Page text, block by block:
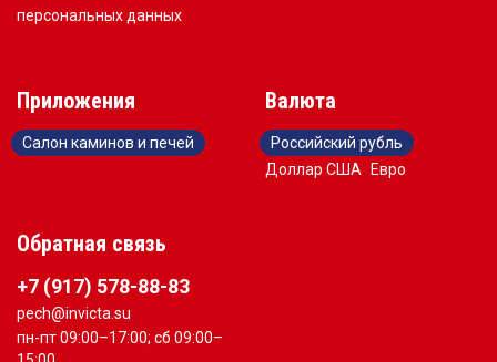
персональных данных
Приложения
Салон каминов и печей
Валюта
Российский рубль
Доллар США
Евро
Обратная связь
+7 (917) 578-88-83
pech@invicta.su
пн-пт 09:00–17:00; сб 09:00–